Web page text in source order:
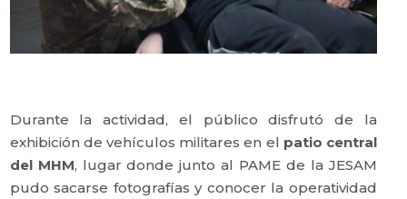
Durante la actividad, el público disfrutó de la
exhibición de vehículos militares en el patio central
del MHM, lugar donde junto al PAME de la JESAM
pudo sacarse fotografías y conocer la operatividad